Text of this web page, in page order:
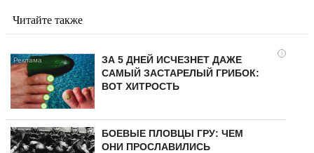
Читайте также
i
ЗА 5 ДНЕЙ ИСЧЕЗНЕТ ДАЖЕ
САМЫЙ ЗАСТАРЕЛЫЙ ГРИБОК:
ВОТ ХИТРОСТЬ
БОЕВЫЕ ПЛОВЦЫ ГРУ: ЧЕМ
ОНИ ПРОСЛАВИЛИСЬ